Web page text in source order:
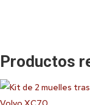
Productos